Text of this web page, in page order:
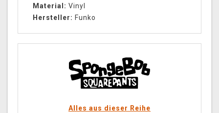
Material: Vinyl
Hersteller: Funko
Alles aus dieser Reihe